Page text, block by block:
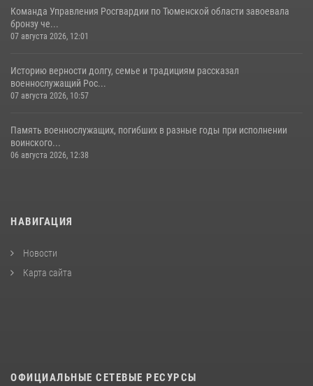
Команда Управления Росгвардии по Тюменской области завоевала
бронзу че...
07 августа 2026, 12:01
Историю верности долгу, семье и традициям рассказал
военнослужащий Рос...
07 августа 2026, 10:57
Память военнослужащих, погибших в разные годы при исполнении
воинского...
06 августа 2026, 12:38
НАВИГАЦИЯ
Новости
Карта сайта
ОФИЦИАЛЬНЫЕ СЕТЕВЫЕ РЕСУРСЫ